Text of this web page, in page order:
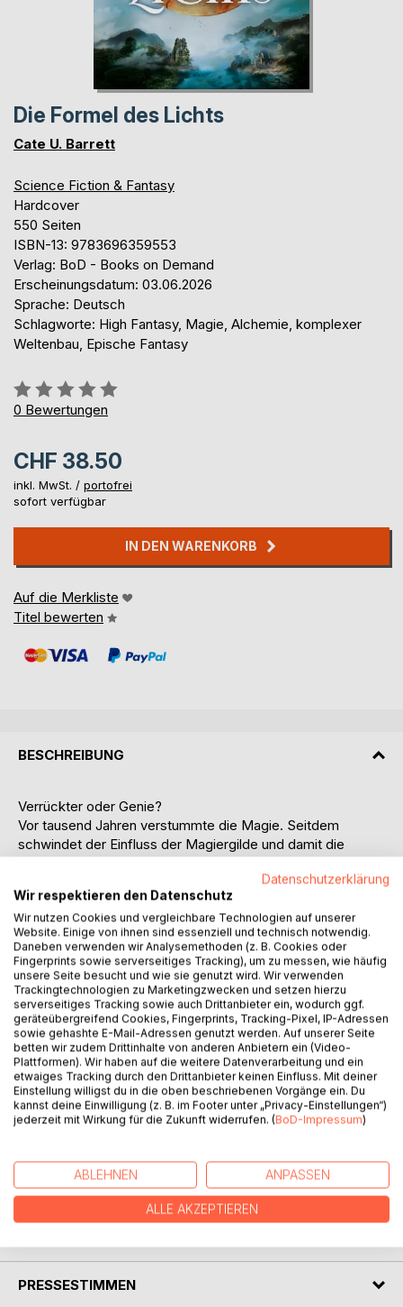
Die Formel des Lichts
Cate U. Barrett
Science Fiction & Fantasy
Hardcover
550 Seiten
ISBN-13: 9783696359553
Verlag: BoD - Books on Demand
Erscheinungsdatum: 03.06.2026
Sprache: Deutsch
Schlagworte: High Fantasy, Magie, Alchemie, komplexer
Weltenbau, Epische Fantasy
Bewertung::
0%
0 Bewertungen
CHF 38.50
inkl. MwSt. / portofrei
sofort verfügbar
IN DEN WARENKORB
Auf die Merkliste
Titel bewerten
BESCHREIBUNG
Verrückter oder Genie?
Vor tausend Jahren verstummte die Magie. Seitdem
schwindet der Einfluss der Magiergilde und damit die
regieren das Königreich. Kaum jemand glaubt noch an die
Wunder aus den Legenden.
Nur der Alchemist Geon Matan weigert sich, die Hoffnung
aufzugeben. In seiner Jugend hat man ihn als Genie
gefeiert. Heute lebt er als Verrückter verspottet, verarmt
und besessen von der Idee, ein Formelfragment der
Vorfahren zu entschlüsseln: wieder wahre Magie zu wirken.
Auf der Suche nach Antworten schließt er sich einer
Expedition zu einem uralten Dschungeltempel an. An der
Seite einer notorisch lügenden Kundschafterin begegnet er
tödlichen Fallen, gefährlichen Kreaturen und Völkern, deren
Namen auf keiner Karte verzeichnet sind.
Doch seine Entdeckungen erschüttern nicht nur seine
Forschung, sondern auch sein Vertrauen in die Geschichte
Feldherr die Wahrheit tilgen will, erkennt Geon: Wissen ist
nicht Weisheit. Und Logik allein kann die Welt nicht retten ...
PRESSESTIMMEN
Datenschutzerklärung
Wir respektieren den Datenschutz
Wir nutzen Cookies und vergleichbare Technologien auf unserer
Website. Einige von ihnen sind essenziell und technisch notwendig.
Daneben verwenden wir Analysemethoden (z. B. Cookies oder
Fingerprints sowie serverseitiges Tracking), um zu messen, wie häufig
unsere Seite besucht und wie sie genutzt wird. Wir verwenden
Trackingtechnologien zu Marketingzwecken und setzen hierzu
serverseitiges Tracking sowie auch Drittanbieter ein, wodurch ggf.
geräteübergreifend Cookies, Fingerprints, Tracking-Pixel, IP-Adressen
sowie gehashte E-Mail-Adressen genutzt werden. Auf unserer Seite
betten wir zudem Drittinhalte von anderen Anbietern ein (Video-
Plattformen). Wir haben auf die weitere Datenverarbeitung und ein
etwaiges Tracking durch den Drittanbieter keinen Einfluss. Mit deiner
Einstellung willigst du in die oben beschriebenen Vorgänge ein. Du
kannst deine Einwilligung (z. B. im Footer unter „Privacy-Einstellungen“)
jederzeit mit Wirkung für die Zukunft widerrufen. (BoD-Impressum)
ABLEHNEN ANPASSEN
ALLE AKZEPTIEREN